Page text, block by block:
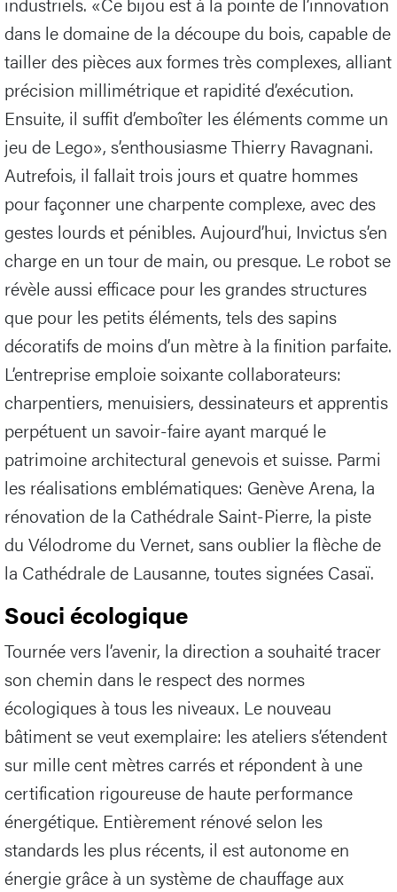
dans le domaine de la découpe du bois, capable de
tailler des pièces aux formes très complexes, alliant
précision millimétrique et rapidité d’exécution.
Ensuite, il suffit d’emboîter les éléments comme un
jeu de Lego», s’enthousiasme Thierry Ravagnani.
Autrefois, il fallait trois jours et quatre hommes
pour façonner une charpente complexe, avec des
gestes lourds et pénibles. Aujourd’hui, Invictus s’en
charge en un tour de main, ou presque. Le robot se
révèle aussi efficace pour les grandes structures
que pour les petits éléments, tels des sapins
décoratifs de moins d’un mètre à la finition parfaite.
L’entreprise emploie soixante collaborateurs:
charpentiers, menuisiers, dessinateurs et apprentis
perpétuent un savoir-faire ayant marqué le
patrimoine architectural genevois et suisse. Parmi
les réalisations emblématiques: Genève Arena, la
rénovation de la Cathédrale Saint-Pierre, la piste
du Vélodrome du Vernet, sans oublier la flèche de
la Cathédrale de Lausanne, toutes signées Casaï.
Souci écologique
Tournée vers l’avenir, la direction a souhaité tracer
son chemin dans le respect des normes
écologiques à tous les niveaux. Le nouveau
bâtiment se veut exemplaire: les ateliers s’étendent
sur mille cent mètres carrés et répondent à une
certification rigoureuse de haute performance
énergétique. Entièrement rénové selon les
standards les plus récents, il est autonome en
énergie grâce à un système de chauffage aux